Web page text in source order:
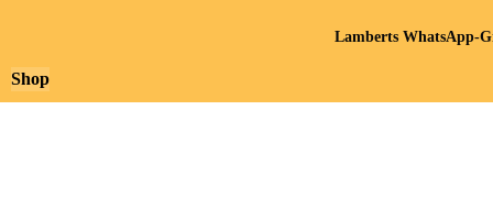
Shop
Lamberts WhatsApp-